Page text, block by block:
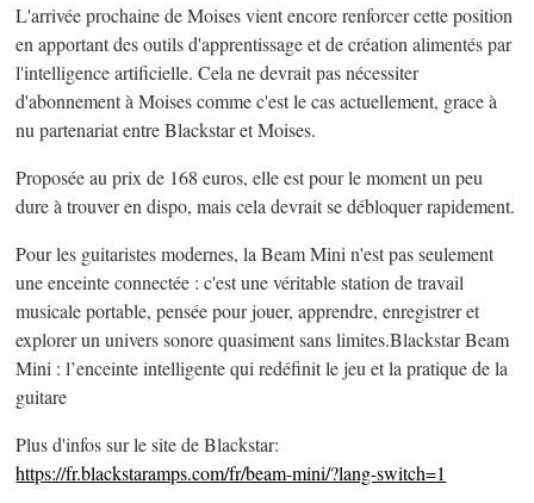
L'arrivée prochaine de Moises vient encore renforcer cette position
en apportant des outils d'apprentissage et de création alimentés par
l'intelligence artificielle. Cela ne devrait pas nécessiter
d'abonnement à Moises comme c'est le cas actuellement, grace à
nu partenariat entre Blackstar et Moises.
Proposée au prix de 168 euros, elle est pour le moment un peu
dure à trouver en dispo, mais cela devrait se débloquer rapidement.
Pour les guitaristes modernes, la Beam Mini n'est pas seulement
une enceinte connectée : c'est une véritable station de travail
musicale portable, pensée pour jouer, apprendre, enregistrer et
explorer un univers sonore quasiment sans limites.Blackstar Beam
Mini : l’enceinte intelligente qui redéfinit le jeu et la pratique de la
guitare
Plus d'infos sur le site de Blackstar:
https://fr.blackstaramps.com/fr/beam-mini/?lang-switch=1